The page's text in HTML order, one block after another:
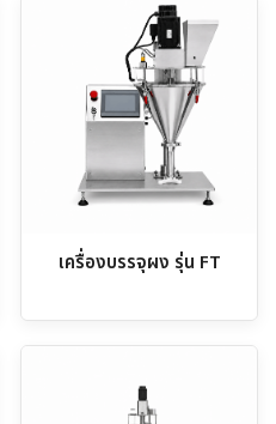
เครื่องบรรจุผง รุ่น FT